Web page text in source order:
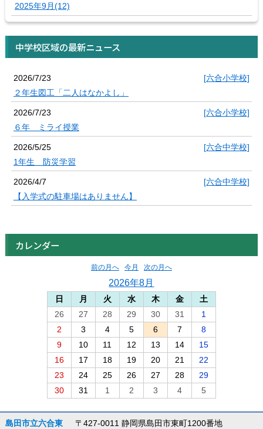
2025年9月(12)
中学校区域の最新ニュース
2026/7/23
[六合小学校]
２年生図工「二人はなかよし」
2026/7/23
[六合小学校]
６年 ミライ授業
2026/5/25
[六合中学校]
1年生 防災学習
2026/4/7
[六合中学校]
【入学式の駐車場はありません】
カレンダー
前の月へ 今月 次の月へ
2026年8月
日 月 火 水 木 金
土
26
27 28 29 30 31
1
2
3 4 5 6 7
8
9
10 11 12 13 14
15
16
17 18 19 20 21
22
23
24 25 26 27 28
29
30
31 1 2 3 4 5
島田市立六合東 〒427-0011 静岡県島田市東町1200番地